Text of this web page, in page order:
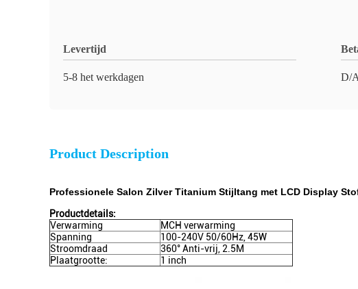
Levertijd
5-8 het werkdagen D/
Product Description
Professionele Salon Zilver Titanium Stijltang met LCD Display
Productdetails:
Verwarming
MCH verwarming
Spanning
100-240V 50/60Hz, 45W
Stroomdraad
360° Anti-vrij, 2.5M
Plaatgrootte:
1 inch